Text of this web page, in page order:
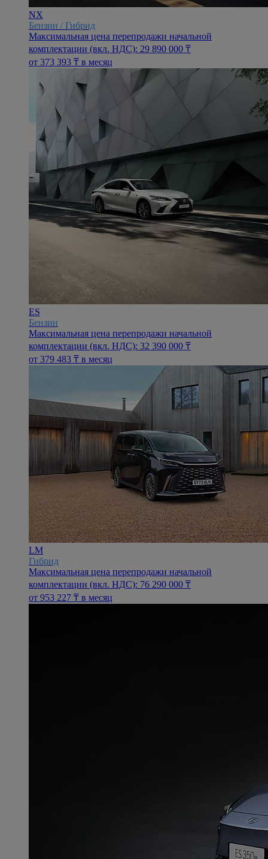
NX
Бензин / Гибрид
Максимальная цена перепродажи начальной
комплектации (вкл. НДС): 29 890 000 ₸
oт 373 393 ₸ в месяц
ES
Бензин
Максимальная цена перепродажи начальной
комплектации (вкл. НДС): 32 390 000 ₸
oт 379 483 ₸ в месяц
LM
Гибрид
Максимальная цена перепродажи начальной
комплектации (вкл. НДС): 76 290 000 ₸
oт 953 227 ₸ в месяц